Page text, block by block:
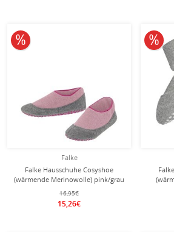
Falke
Falke Hausschuhe Cosyshoe
(wärmende Merinowolle) pink/grau
Kinder
16,95€
15,26€
10% reduziert